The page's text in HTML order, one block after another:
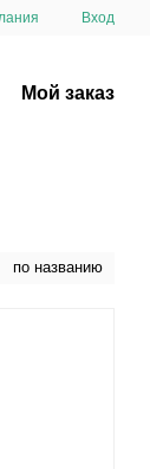
Вход
Мой заказ
по названию